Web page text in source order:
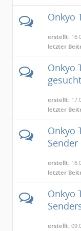
Onkyo
erstellt:
letzter
Onkyo
gesucht
erstellt:
letzter
Onkyo
Sender
erstellt:
letzter
Onkyo
erstellt: